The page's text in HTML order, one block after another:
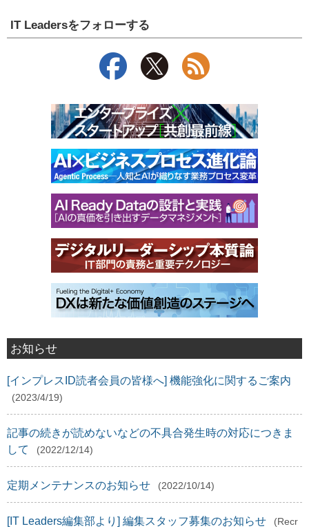
IT Leadersをフォローする
お知らせ
[インプレスID読者会員の皆様へ] 機能強化に関するご案内
(2023/4/19)
記事の続きが読めないなどの不具合発生時の対応につきま
して
(2022/12/14)
定期メンテナンスのお知らせ (2022/10/14)
[IT Leaders編集部より] 編集スタッフ募集のお知らせ
(Recr